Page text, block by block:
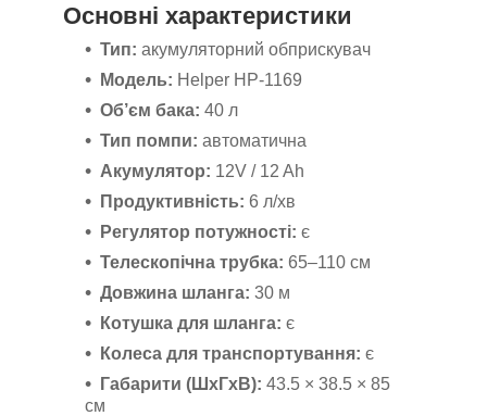
Основні характеристики
Тип: акумуляторний обприскувач
Модель: Helper HP-1169
Об’єм бака: 40 л
Тип помпи: автоматична
Акумулятор: 12V / 12 Ah
Продуктивність: 6 л/хв
Регулятор потужності: є
Телескопічна трубка: 65–110 см
Довжина шланга: 30 м
Котушка для шланга: є
Колеса для транспортування: є
Габарити (ШхГхВ): 43.5 × 38.5 × 85
см